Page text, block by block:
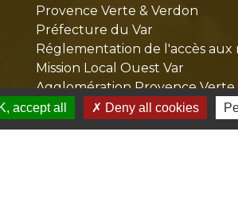
Provence Verte & Verdon
Préfecture du Var
Réglementation de l'accès aux
Mission Local Ouest Var
Agglomération Provence Verte
accept all Deny all cookies